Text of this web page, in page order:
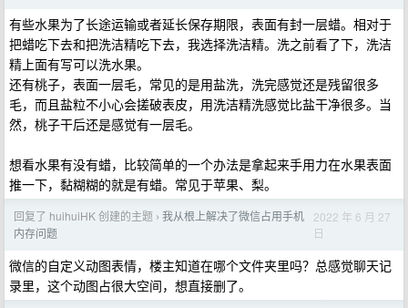
有些水果为了长途运输或者延长保存期限，表面有封一层蜡。相对于
把蜡吃下去和把洗洁精吃下去，我选择洗洁精。洗之前看了下，洗洁
精上面有写可以洗水果。
还有桃子，表面一层毛，常见的是用盐洗，洗完感觉还是残留很多
毛，而且盐粒不小心会搓破表皮，用洗洁精洗感觉比盐干净很多。当
然，桃子干后还是感觉有一层毛。
想看水果有没有蜡，比较简单的一个办法是拿起来手用力在水果表面
推一下，黏糊糊的就是有蜡。常见于苹果、梨。
回复了 huihuiHK 创建的主题 › 我从根上解决了微信占用手机
内存问题
2022 年 6 月 27
日
微信的自定义动图表情，楼主知道在哪个文件夹里吗？总感觉聊天记
录里，这个动图占很大空间，想直接删了。